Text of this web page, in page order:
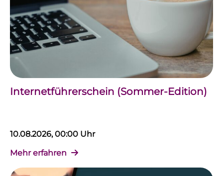
Internetführerschein (Sommer-Edition)
10.08.2026, 00:00 Uhr
Mehr erfahren